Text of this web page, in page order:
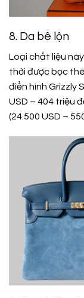
8. Da bê lộn
Loại chất liệu
thời được bọc
điển hình Grizzly
USD – 404 triệu
(24.500 USD –